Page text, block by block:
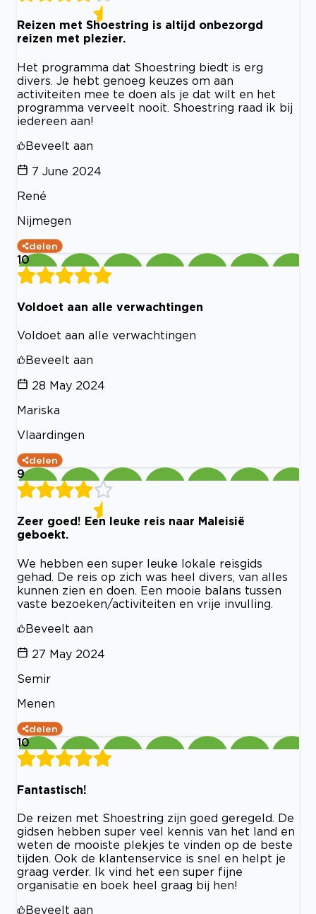
Reizen met Shoestring is altijd onbezorgd
reizen met plezier.
Het programma dat Shoestring biedt is erg
divers. Je hebt genoeg keuzes om aan
activiteiten mee te doen als je dat wilt en het
programma verveelt nooit. Shoestring raad ik bij
iedereen aan!
Beveelt aan
7 June 2024
René
Nijmegen
delen
10
Voldoet aan alle verwachtingen
Voldoet aan alle verwachtingen
Beveelt aan
28 May 2024
Mariska
Vlaardingen
delen
9
Zeer goed! Een leuke reis naar Maleisië
geboekt.
We hebben een super leuke lokale reisgids
gehad. De reis op zich was heel divers, van alles
kunnen zien en doen. Een mooie balans tussen
vaste bezoeken/activiteiten en vrije invulling.
Beveelt aan
27 May 2024
Semir
Menen
delen
10
Fantastisch!
De reizen met Shoestring zijn goed geregeld. De
gidsen hebben super veel kennis van het land en
weten de mooiste plekjes te vinden op de beste
tijden. Ook de klantenservice is snel en helpt je
graag verder. Ik vind het een super fijne
organisatie en boek heel graag bij hen!
Beveelt aan